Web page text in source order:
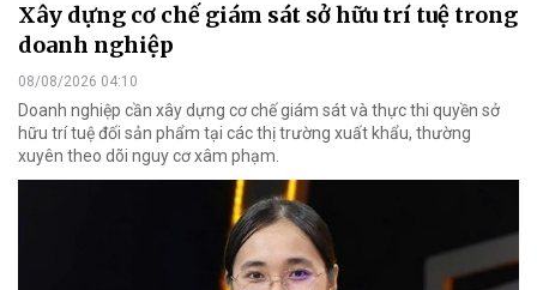
Xây dựng cơ chế giám sát sở hữu trí tuệ trong
doanh nghiệp
08/08/2026 04:10
Doanh nghiệp cần xây dựng cơ chế giám sát và thực thi quyền sở
hữu trí tuệ đối sản phẩm tại các thị trường xuất khẩu, thường
xuyên theo dõi nguy cơ xâm phạm.